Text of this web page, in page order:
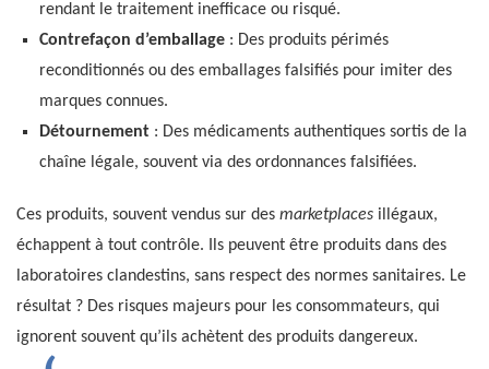
rendant le traitement inefficace ou risqué.
Contrefaçon d’emballage: Des produits périmés
reconditionnés ou des emballages falsifiés pour imiter des
marques connues.
Détournement: Des médicaments authentiques sortis de la
chaîne légale, souvent via des ordonnances falsifiées.
Ces produits, souvent vendus sur des marketplaces illégaux,
échappent à tout contrôle. Ils peuvent être produits dans des
laboratoires clandestins, sans respect des normes sanitaires. Le
résultat ? Des risques majeurs pour les consommateurs, qui
ignorent souvent qu’ils achètent des produits dangereux.